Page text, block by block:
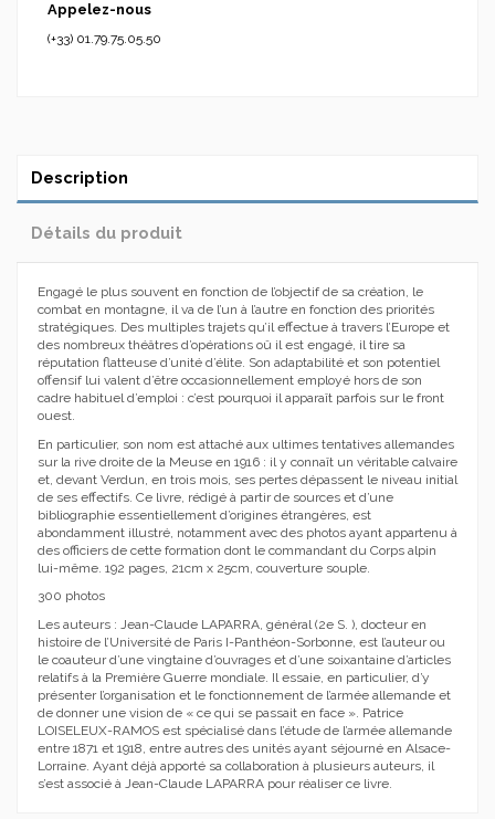
Appelez-nous
(+33) 01.79.75.05.50
Description
Détails du produit
Engagé le plus souvent en fonction de l’objectif de sa création, le
combat en montagne, il va de l’un à l’autre en fonction des priorités
stratégiques. Des multiples trajets qu’il effectue à travers l’Europe et
des nombreux théâtres d’opérations oû il est engagé, il tire sa
réputation flatteuse d’unité d’élite. Son adaptabilité et son potentiel
offensif lui valent d’être occasionnellement employé hors de son
cadre habituel d’emploi : c’est pourquoi il apparaît parfois sur le front
ouest.
En particulier, son nom est attaché aux ultimes tentatives allemandes
sur la rive droite de la Meuse en 1916 : il y connaît un véritable calvaire
et, devant Verdun, en trois mois, ses pertes dépassent le niveau initial
de ses effectifs. Ce livre, rédigé à partir de sources et d’une
bibliographie essentiellement d’origines étrangères, est
abondamment illustré, notamment avec des photos ayant appartenu à
des officiers de cette formation dont le commandant du Corps alpin
lui-même. 192 pages, 21cm x 25cm, couverture souple.
300 photos
Les auteurs : Jean-Claude LAPARRA, général (2e S. ), docteur en
histoire de l’Université de Paris I-Panthéon-Sorbonne, est l’auteur ou
le coauteur d’une vingtaine d’ouvrages et d’une soixantaine d’articles
relatifs à la Première Guerre mondiale. Il essaie, en particulier, d’y
présenter l’organisation et le fonctionnement de l’armée allemande et
de donner une vision de « ce qui se passait en face ». Patrice
LOISELEUX-RAMOS est spécialisé dans l’étude de l’armée allemande
entre 1871 et 1918, entre autres des unités ayant séjourné en Alsace-
Lorraine. Ayant déjà apporté sa collaboration à plusieurs auteurs, il
s’est associé à Jean-Claude LAPARRA pour réaliser ce livre.